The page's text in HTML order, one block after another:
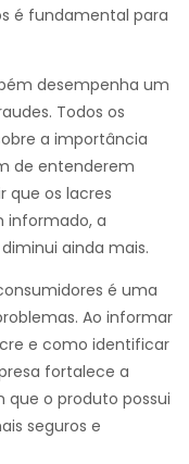
é fundamental para
desempenha um
Todos os
a importância
de entenderem
que os lacres
informado, a
ainda mais.
é uma
Ao informar
e como identificar
fortalece a
que o produto possui
seguros e